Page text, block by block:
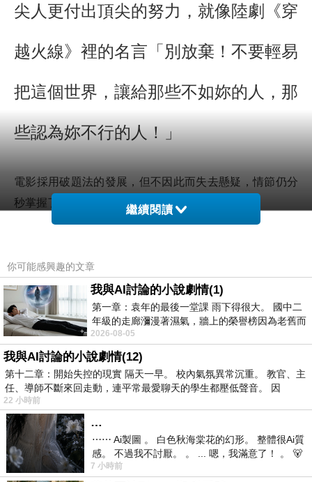
尖人更付出頂尖的努力，就像陸劇《穿
越火線》裡的名言「別放棄！不要輕易
把這個世界，讓給那些不如妳的人，那
些認為妳不行的人！」
電影採用破題法的發展，但不因此而失去懸疑，情節仍分
秒掌握了我的注意力及情緒。
當人類能將智商，酗酒及暴力傾向，疾病甚至壽命長做處
每個人一出生就被定型了，具備的能力，適合的工作，大
家只相信基因，不相信努力及毅力能超越先天的限制。
「千鈞一髮」是導演Andrew Niccol的第一部戲，三十三歲
自編自導，我不清楚他之前的經驗，但是從「千鈞一髮」
後開始注意他的作品，「楚門的世界」也是我非常喜歡的
一部電影，更是我認為金凱瑞的最佳代表作品。這位導演
掌握演員的功力太令我激賞了！伊森霍克飾演的角色從茫
然到立定目標，裘德洛飾演的角色從不相信到相信，轉變
的過程絲絲入扣。
「自然人」主角Vincent的成長過程的各項成績都比不上
繼續閱讀
你可能感興趣的文章
我與AI討論的小說劇情(1)
第一章：袁年的最後一堂課 雨下得很大。 國中二
年級的走廊瀰漫著濕氣，牆上的榮譽榜因為老舊而
微微捲起。 堯禹舜站在辦公室外，手
2026-08-05
我與AI討論的小說劇情(12)
第十二章：開始失控的現實 隔天一早。 校內氣氛異常沉重。 教官、主
任、導師不斷來回走動，連平常最愛聊天的學生都壓低聲音。 因
22 小時前
…
⋯⋯ Ai製圖 。 白色秋海棠花的幻形。 整體很Ai質
感。 不過我不討厭。 。 ... 嗯，我滿意了！ 。 🐻
昨中
7 小時前